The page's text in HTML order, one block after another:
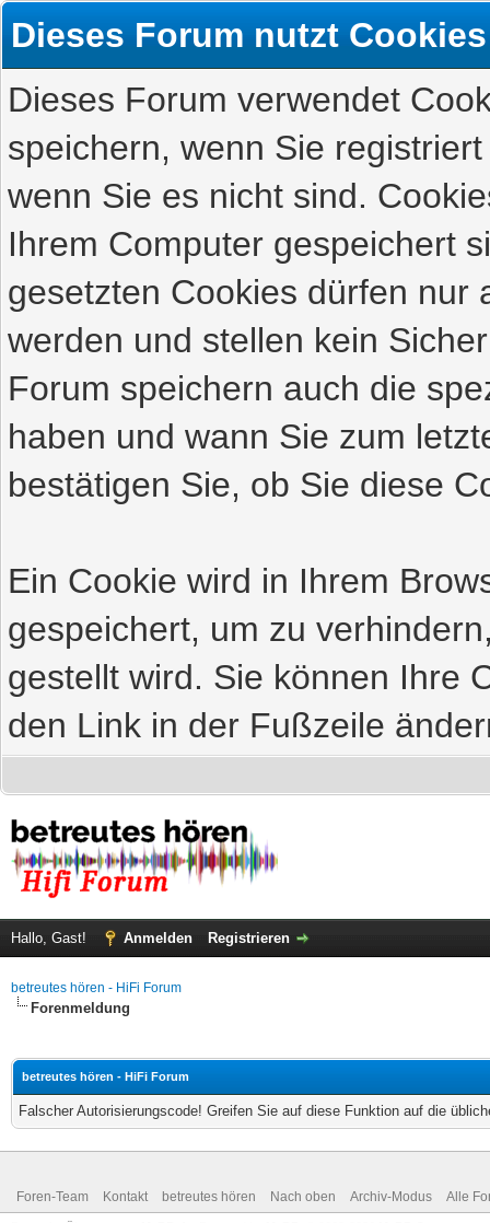
Dieses Forum nutzt Cookies
Dieses Forum verwendet
speichern, wenn Sie
wenn Sie es nicht sind.
Ihrem Computer gespeichert
gesetzten Cookies dürfen nur
werden und stellen kein
Forum speichern auch die
haben und wann Sie zum
bestätigen Sie, ob Sie diese
Ein Cookie wird in Ihrem
gespeichert, um zu
gestellt wird. Sie können Ihre
den Link in der Fußzeile
Hallo, Gast! Anmelden Registrieren
betreutes hören - HiFi Forum
Forenmeldung
betreutes hören - HiFi Forum
Falscher Autorisierungscode! Greifen Sie auf diese Funktion auf die
Foren-Team Kontakt betreutes hören Nach oben Archiv-Modus Alle